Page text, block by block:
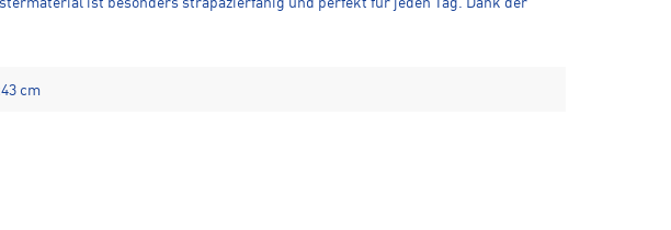
ist besonders strapazierfähig und perfekt für jeden Tag. Dank der
cm